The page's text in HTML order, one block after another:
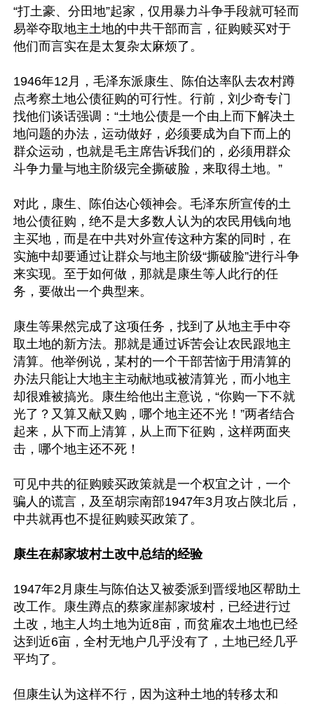
“打土豪、分田地”起家，仅用暴力斗争手段就可轻而
易举夺取地主土地的中共干部而言，征购赎买对于
他们而言实在是太复杂太麻烦了。
1946年12月，毛泽东派康生、陈伯达率队去农村蹲
点考察土地公债征购的可行性。行前，刘少奇专门
找他们谈话强调：“土地公债是一个由上而下解决土
地问题的办法，运动做好，必须要成为自下而上的
群众运动，也就是毛主席告诉我们的，必须用群众
斗争力量与地主阶级完全撕破脸，来取得土地。”
对此，康生、陈伯达心领神会。毛泽东所宣传的土
地公债征购，绝不是大多数人认为的农民用钱向地
主买地，而是在中共对外宣传这种方案的同时，在
实施中却要通过让群众与地主阶级“撕破脸”进行斗争
来实现。至于如何做，那就是康生等人此行的任
务，要做出一个典型来。
康生等果然完成了这项任务，找到了从地主手中夺
取土地的新方法。那就是通过诉苦会让农民跟地主
清算。他举例说，某村的一个干部苦恼于用清算的
办法只能让大地主主动献地或被清算光，而小地主
却很难被搞光。康生给他出主意说，“你购一下不就
光了？又算又献又购，哪个地主还不光！”两者结合
起来，从下而上清算，从上而下征购，这样两面夹
击，哪个地主还不死！
可见中共的征购赎买政策就是一个权宜之计，一个
骗人的谎言，及至胡宗南部1947年3月攻占陕北后，
中共就再也不提征购赎买政策了。
康生在郝家坡村土改中总结的经验
1947年2月康生与陈伯达又被委派到晋绥地区帮助土
改工作。康生蹲点的蔡家崖郝家坡村，已经进行过
土改，地主人均土地为近8亩，而贫雇农土地也已经
达到近6亩，全村无地户几乎没有了，土地已经几乎
平均了。
但康生认为这样不行，因为这种土地的转移太和